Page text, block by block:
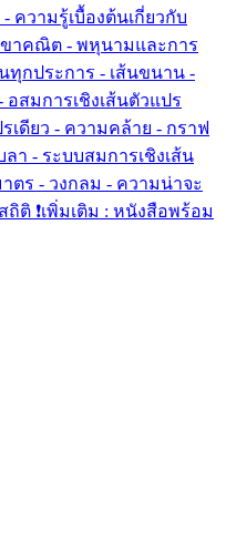
ความรู้เบื้องต้นเกี่ยวกับ
ขาคณิต - พหุนามและการ
ทุกประการ - เส้นขนาน -
สมการเชิงเส้นตัวแปร
เดียว - ความคล้าย - กราฟ
า - ระบบสมการเชิงเส้น
ตร - วงกลม - ความน่าจะ
ติ ❗เพิ่มเติม : หนังสือพร้อม